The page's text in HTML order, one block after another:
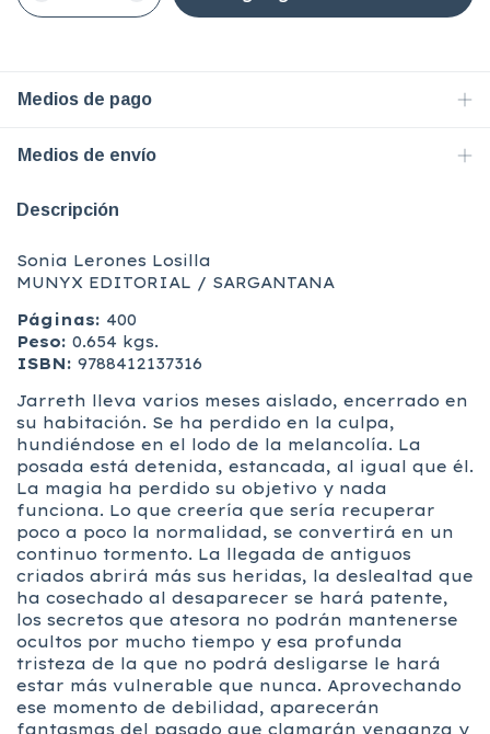
Medios de pago
Medios de envío
Descripción
Sonia Lerones Losilla
MUNYX EDITORIAL / SARGANTANA
Páginas: 400
Peso: 0.654 kgs.
ISBN: 9788412137316
Jarreth lleva varios meses aislado, encerrado en
su habitación. Se ha perdido en la culpa,
hundiéndose en el lodo de la melancolía. La
posada está detenida, estancada, al igual que él.
La magia ha perdido su objetivo y nada
funciona. Lo que creería que sería recuperar
poco a poco la normalidad, se convertirá en un
continuo tormento. La llegada de antiguos
criados abrirá más sus heridas, la deslealtad que
ha cosechado al desaparecer se hará patente,
los secretos que atesora no podrán mantenerse
ocultos por mucho tiempo y esa profunda
tristeza de la que no podrá desligarse le hará
estar más vulnerable que nunca. Aprovechando
ese momento de debilidad, aparecerán
fantasmas del pasado que clamarán venganza y